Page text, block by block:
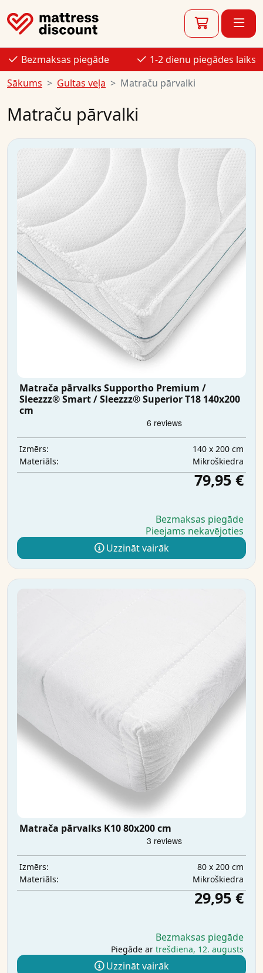
Bezmaksas piegāde
1-2 dienu piegādes laiks
Sākums
Gultas veļa Matraču pārvalki
Matraču pārvalki
Matrača pārvalks Supportho Premium /
Sleezzz® Smart / Sleezzz® Superior T18 140x200
cm
Izmērs:
140 x 200 cm
Materiāls:
Mikrošķiedra
79,95 €
Bezmaksas piegāde
Pieejams nekavējoties
Uzzināt vairāk
Matrača pārvalks K10 80x200 cm
Izmērs:
80 x 200 cm
Materiāls:
Mikrošķiedra
29,95 €
Bezmaksas piegāde
Piegāde ar trešdiena, 12. augusts
Uzzināt vairāk